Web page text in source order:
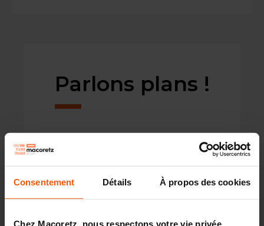
Consentement Détails À propos des cookies
Chez Macoretz, nous respectons votre vie privée.
Parlons plans !